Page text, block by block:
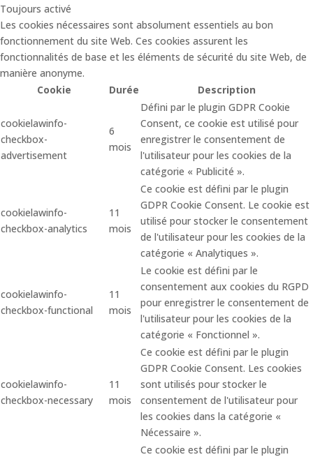
Toujours activé
Les cookies nécessaires sont absolument essentiels au bon
fonctionnement du site Web. Ces cookies assurent les
fonctionnalités de base et les éléments de sécurité du site Web, de
manière anonyme.
Cookie
Durée Description
cookielawinfo-
checkbox-
advertisement
6
mois
Défini par le plugin GDPR Cookie
Consent, ce cookie est utilisé pour
enregistrer le consentement de
l'utilisateur pour les cookies de la
catégorie « Publicité ».
cookielawinfo-
checkbox-analytics
11
mois
Ce cookie est défini par le plugin
GDPR Cookie Consent. Le cookie est
utilisé pour stocker le consentement
de l'utilisateur pour les cookies de la
catégorie « Analytiques ».
cookielawinfo-
checkbox-functional
11
mois
Le cookie est défini par le
consentement aux cookies du RGPD
pour enregistrer le consentement de
l'utilisateur pour les cookies de la
catégorie « Fonctionnel ».
cookielawinfo-
checkbox-necessary
11
mois
Ce cookie est défini par le plugin
GDPR Cookie Consent. Les cookies
sont utilisés pour stocker le
consentement de l'utilisateur pour
les cookies dans la catégorie «
Nécessaire ».
Ce cookie est défini par le plugin